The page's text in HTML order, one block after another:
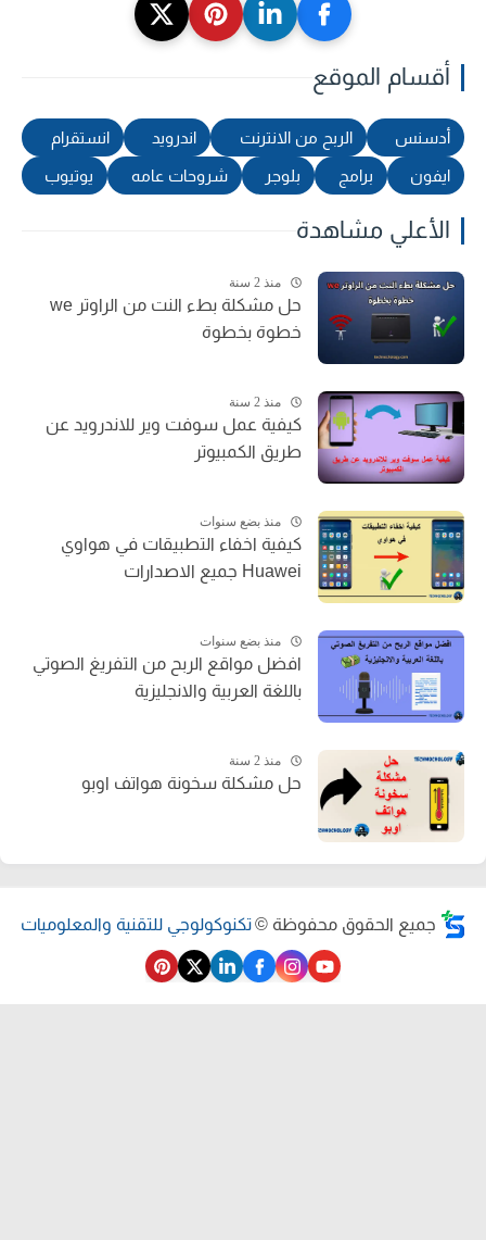
أقسام الموقع
أدسنس الربح من الانترنت اندرويد انستقرام
ايفون برامج بلوجر شروحات عامه يوتيوب
الأعلي مشاهدة
منذ 2 سنة
حل مشكلة بطء النت من الراوتر we
خطوة بخطوة
منذ 2 سنة
كيفية عمل سوفت وير للاندرويد عن
طريق الكمبيوتر
منذ بضع سنوات
كيفية اخفاء التطبيقات في هواوي
Huawei جميع الاصدارات
منذ بضع سنوات
افضل مواقع الربح من التفريغ الصوتي
باللغة العربية والانجليزية
منذ 2 سنة
حل مشكلة سخونة هواتف اوبو
جميع الحقوق محفوظة © تكنوكولوجي للتقنية والمعلوميات